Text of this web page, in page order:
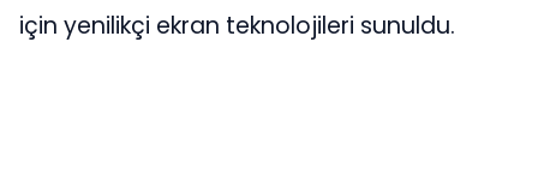
için yenilikçi ekran teknolojileri sunuldu.